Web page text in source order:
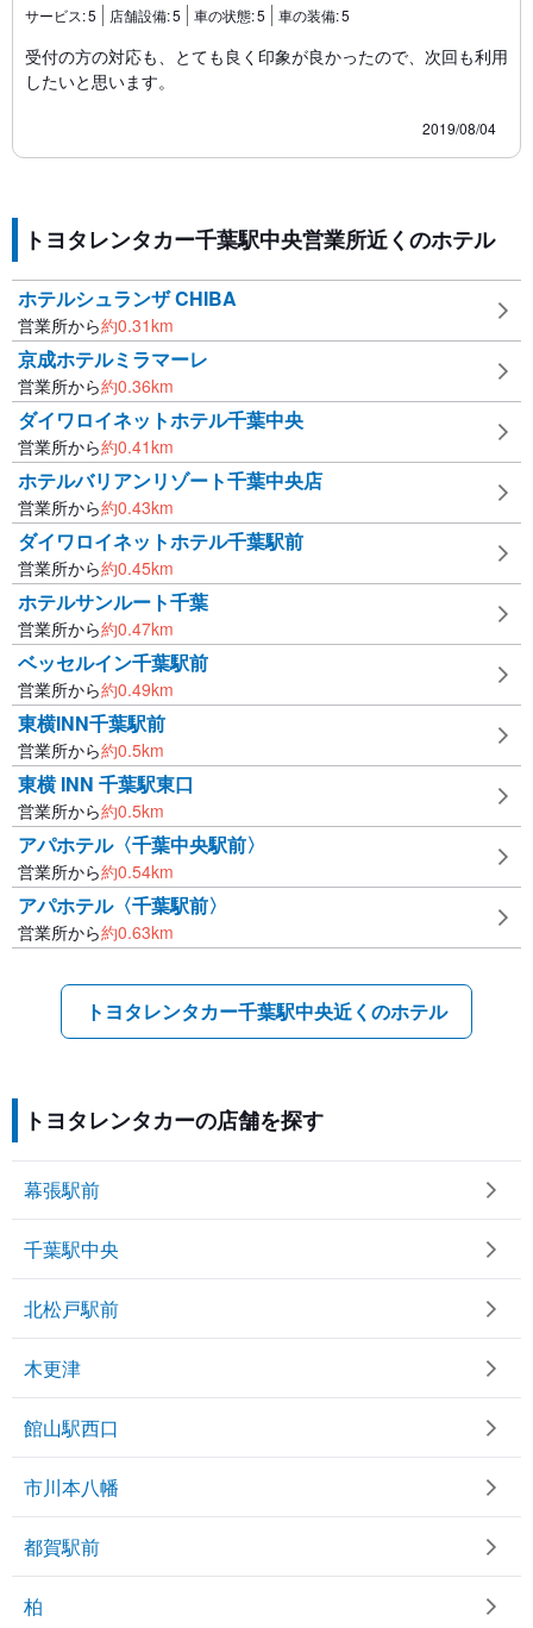
サービス:5 店舗設備:5 車の状態:5 車の装備:5
受付の方の対応も、とても良く印象が良かったので、次回も利用
したいと思います。
2019/08/04
トヨタレンタカー千葉駅中央営業所近くのホテル
ホテルシュランザ CHIBA
営業所から約0.31km
京成ホテルミラマーレ
営業所から約0.36km
ダイワロイネットホテル千葉中央
営業所から約0.41km
ホテルバリアンリゾート千葉中央店
営業所から約0.43km
ダイワロイネットホテル千葉駅前
営業所から約0.45km
ホテルサンルート千葉
営業所から約0.47km
ベッセルイン千葉駅前
営業所から約0.49km
東横INN千葉駅前
営業所から約0.5km
東横 INN 千葉駅東口
営業所から約0.5km
アパホテル〈千葉中央駅前〉
営業所から約0.54km
アパホテル〈千葉駅前〉
営業所から約0.63km
トヨタレンタカー千葉駅中央近くのホテル
トヨタレンタカーの店舗を探す
幕張駅前
千葉駅中央
北松戸駅前
木更津
館山駅西口
市川本八幡
都賀駅前
柏